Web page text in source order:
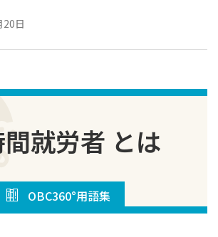
日
就労者 とは
OBC360°用語集